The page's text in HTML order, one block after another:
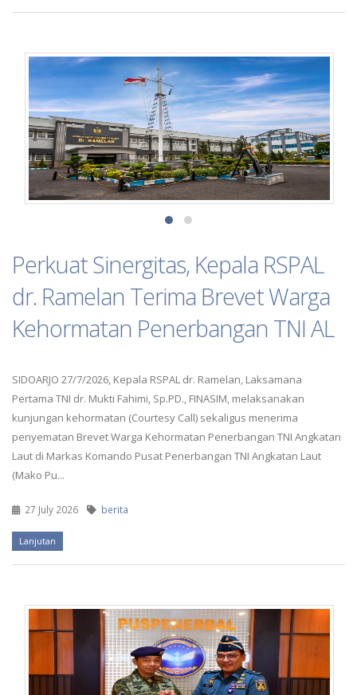
Perkuat Sinergitas, Kepala RSPAL
dr. Ramelan Terima Brevet Warga
Kehormatan Penerbangan TNI AL
SIDOARJO 27/7/2026, Kepala RSPAL dr. Ramelan, Laksamana
Pertama TNI dr. Mukti Fahimi, Sp.PD., FINASIM, melaksanakan
kunjungan kehormatan (Courtesy Call) sekaligus menerima
penyematan Brevet Warga Kehormatan Penerbangan TNI Angkatan
Laut di Markas Komando Pusat Penerbangan TNI Angkatan Laut
(Mako Pu...
27 July 2026 berita
Lanjutan